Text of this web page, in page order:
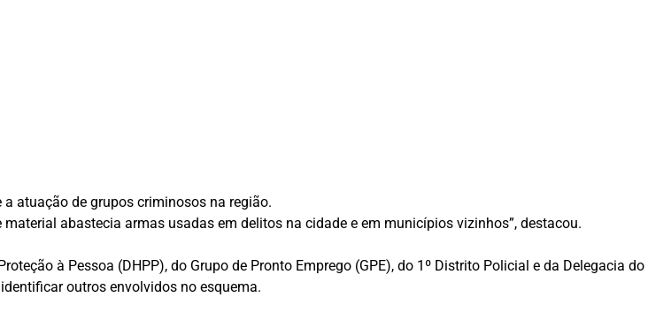
atuação de grupos criminosos na região.
abastecia armas usadas em delitos na cidade e em municípios vizinhos”, destacou.
à Pessoa (DHPP), do Grupo de Pronto Emprego (GPE), do 1º Distrito Policial e da Delegacia do
outros envolvidos no esquema.